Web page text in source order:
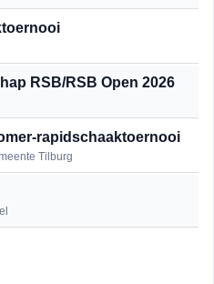
RSB/RSB Open 2026
rapidschaaktoernooi
Tilburg